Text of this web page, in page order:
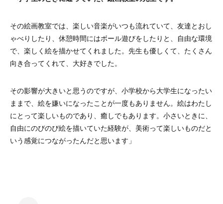
その絵画教室では、楽しい音楽がいつも流れていて、友達とおし
ゃべりしたり、休憩時間にはボール遊びをしたりと、自由な環境
で、楽しく絵を描かせてくれました。先生も優しくて、たくさん
向き合ってくれて、大好きでした。
その影響が大きいと思うのですが、小学校から大学生になったい
ままで、絵を嫌いになったことが一度もありません。絵はわたし
にとって楽しいものであり、癒しでもあります。小さいときに、
自由にのびのび絵を描いていた経験が、美術って楽しいものだと
いう感覚につながったんだと思います」